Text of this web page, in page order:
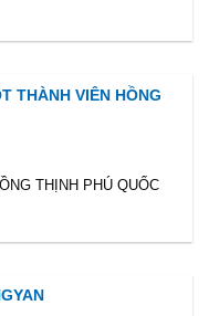
THÀNH VIÊN HỒNG
THỊNH PHÚ QUỐC